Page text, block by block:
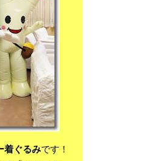
着ぐるみです！